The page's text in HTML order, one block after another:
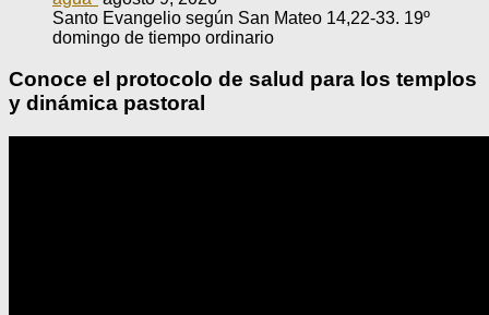
Santo Evangelio según San Mateo 14,22-33. 19º
domingo de tiempo ordinario
Conoce el protocolo de salud para los templos
y dinámica pastoral